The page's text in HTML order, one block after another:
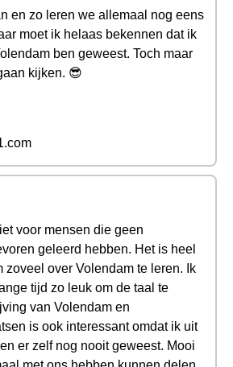
en zo leren we allemaal nog eens
moet ik helaas bekennen dat ik
ben geweest. Toch maar
kijken. 😎
voor mensen die geen
geleerd hebben. Het is heel
zoveel over Volendam te leren. Ik
tijd zo leuk om de taal te
van Volendam en
is ook interessant omdat ik uit
er zelf nog nooit geweest. Mooi